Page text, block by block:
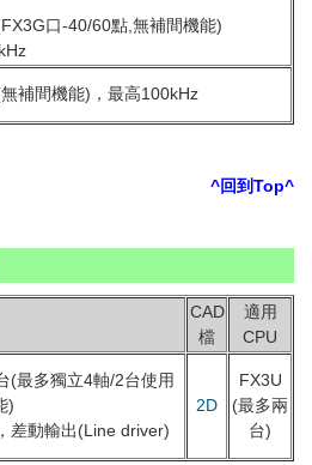
口-40/60點,無補間機能)
補間機能)，最高100kHz
^回到Top^
CAD
檔
適用
CPU
(最多獨立4軸/2台使用
)
差動輸出(Line driver)
2D
FX3U
(最多兩
台)